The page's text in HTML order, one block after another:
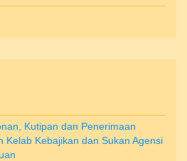
Kutipan dan Penerimaan
Kelab Kebajikan dan Sukan Agensi